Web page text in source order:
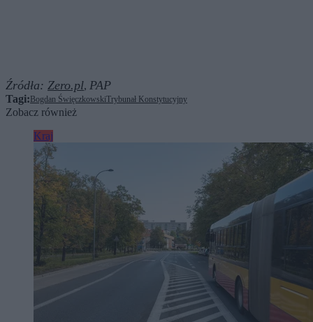
Źródła: Zero.pl, PAP
Tagi: Bogdan ŚwięczkowskiTrybunał Konstytucyjny
Zobacz również
Kraj